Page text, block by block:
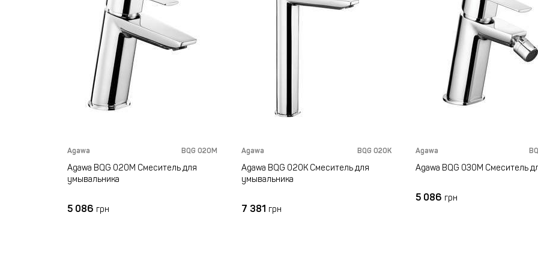
Agawa BQG 020M
Agawa BQG 020M Смеситель для
умывальника
5 086 грн
Agawa BQG 020K
Agawa BQG 020K Смеситель для
умывальника
7 381 грн
Agawa
Agawa BQG 030M Смеситель
5 086 грн